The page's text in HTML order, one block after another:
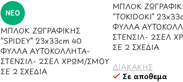
ΝΈΟ
ΜΠΛΟΚ ΖΩΓΡΑΦΙΚΗΣ
“SPIDEY” 23x33cm 40
ΦΥΛΛΑ ΑΥΤΟΚΟΛΛΗΤΑ-
ΣΤΕΝΣΙΛ- 2ΣΕΛ ΧΡΩΜ/ΣΜΟΥ
ΣΕ 2 ΣΧΕΔΙΑ
ΜΠΛΟΚ
“TOKIDOKI”
ΦΥΛΛΑ
ΣΤΕΝΣΙΛ- 2ΣΕΛ
ΣΕ 2 ΣΧΕΔΙΑ
ΔΙΑΚΑΚΗΣ
Σε απόθεμα